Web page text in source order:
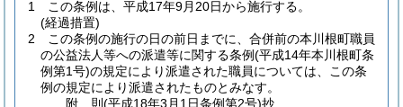
1
この条例は、平成17年9月20日から施行する。
(経過措置)
2
この条例の施行の日の前日までに、合併前の本川根町職員
の公益法人等への派遣等に関する条例(平成14年本川根町条
例第1号)の規定により派遣された職員については、この条
例の規定により派遣されたものとみなす。
附 則(平成18年3月1日条例第2号)抄